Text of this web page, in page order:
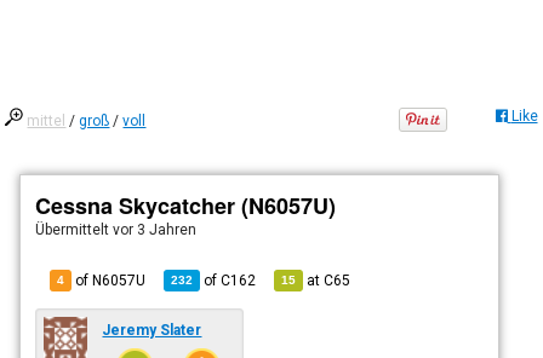
mittel /groß /voll Like
Cessna Skycatcher (N6057U)
Übermitteltvor 3 Jahren
4 of N6057U 232 ofC162 15 atC65
Jeremy Slater